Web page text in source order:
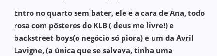
Entro no quarto sem bater, ele é a cara de Ana, todo
rosa com pôsteres do KLB ( deus me livre!) e
backstreet boys(o negócio só piora) e um da Avril
Lavigne, (a única que se salvava, tinha uma